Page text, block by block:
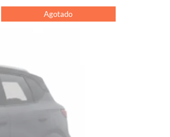
Agotado